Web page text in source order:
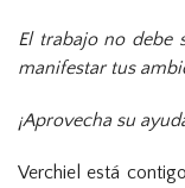
El trabajo no debe
manifestar tus
¡Aprovecha su
Verchiel está